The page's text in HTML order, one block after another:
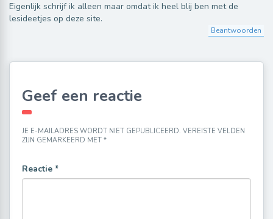
Eigenlijk schrijf ik alleen maar omdat ik heel blij ben met de
lesideetjes op deze site.
Beantwoorden
Geef een reactie
JE E-MAILADRES WORDT NIET GEPUBLICEERD. VEREISTE VELDEN
ZIJN GEMARKEERD MET *
Reactie *